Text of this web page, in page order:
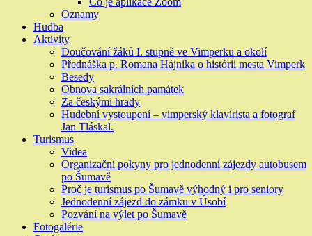
Oznamy
Hudba
Aktivity
Doučování žáků I. stupně ve Vimperku a okolí
Přednáška p. Romana Hájnika o histórii mesta Vimperk
Besedy
Obnova sakrálních památek
Za českými hrady
Hudební vystoupení – vimperský klavírista a fotograf
Jan Tláskal.
Turismus
Videa
Organizační pokyny pro jednodenní zájezdy autobusem
po Šumavě
Proč je turismus po Šumavě výhodný i pro seniory
Jednodenní zájezd do zámku v Úsobí
Pozvání na výlet po Šumavě
Fotogalérie